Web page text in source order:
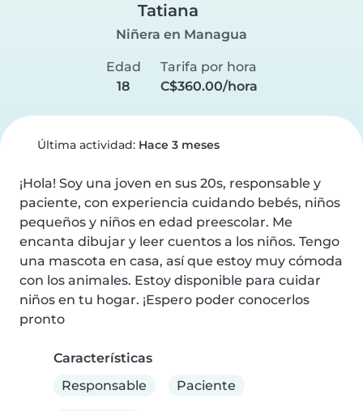
Tatiana
Niñera en Managua
Edad
18
Tarifa por hora
C$360.00/hora
Última actividad: Hace 3 meses
¡Hola! Soy una joven en sus 20s, responsable y
paciente, con experiencia cuidando bebés, niños
pequeños y niños en edad preescolar. Me
encanta dibujar y leer cuentos a los niños. Tengo
una mascota en casa, así que estoy muy cómoda
con los animales. Estoy disponible para cuidar
niños en tu hogar. ¡Espero poder conocerlos
pronto
Características
Responsable
Paciente